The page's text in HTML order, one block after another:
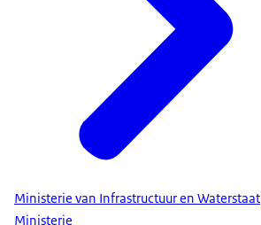
Ministerie van Infrastructuur en Waterstaat
Ministerie